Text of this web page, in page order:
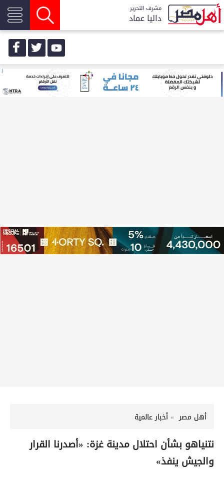
مشرف التحرير
داليا عماد
أهل مصر أخبار عالمية
نتنياهو بشأن احتلال مدينة غزة: «أصدرنا القرار
والجيش ينفذ»